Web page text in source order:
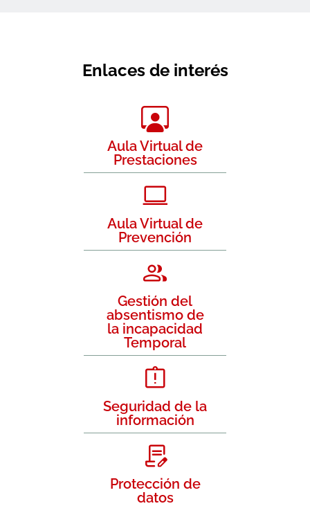
Enlaces de interés
Aula Virtual de
Prestaciones
Aula Virtual de
Prevención
Gestión del
absentismo de
la incapacidad
Temporal
Seguridad de la
información
Protección de
datos